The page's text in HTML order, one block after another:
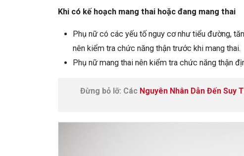
Khi có kế hoạch mang thai hoặc đang mang thai
Phụ nữ có các yếu tố nguy cơ như tiểu đường,
nên kiểm tra chức năng thận trước khi mang thai.
Phụ nữ mang thai nên kiểm tra chức năng thận
Đừng bỏ lỡ: Các Nguyên Nhân Dẫn Đến Suy